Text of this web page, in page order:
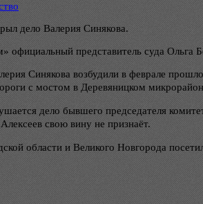
дело Валерия Синякова.
представитель суда Ольга
Синякова возбудили в феврале
с мостом в Деревяницком
дело бывшего председателя
свою вину не признаёт.
области и Великого Новгорода